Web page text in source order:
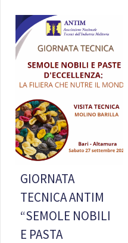
GIORNATA
TECNICA ANTIM
“SEMOLE NOBILI
E PASTA